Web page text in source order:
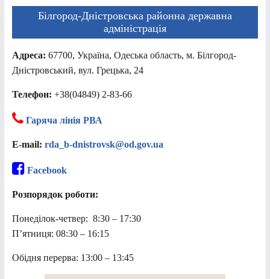
Білгород-Дністровська районна державна
адміністрація
Адреса: 67700, Україна, Одеська область, м. Білгород-
Дністровський, вул. Грецька, 24
Телефон: +38(04849) 2-83-66
Гаряча лінія РВА
E-mail: rda_b-dnistrovsk@od.gov.ua
Facebook
Розпорядок роботи:
Понеділок-четвер: 8:30 – 17:30
П’ятниця: 08:30 – 16:15
Обідня перерва: 13:00 – 13:45